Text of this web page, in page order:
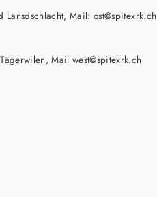
Mail: ost@spitexrk.ch
Mail west@spitexrk.ch